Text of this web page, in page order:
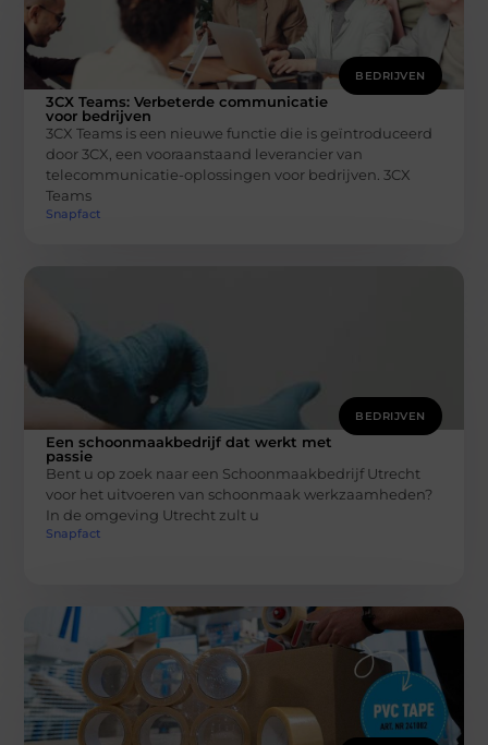
BEDRIJVEN
3CX Teams: Verbeterde communicatie
voor bedrijven
3CX Teams is een nieuwe functie die is geïntroduceerd
door 3CX, een vooraanstaand leverancier van
telecommunicatie-oplossingen voor bedrijven. 3CX
Teams
Snapfact
BEDRIJVEN
Een schoonmaakbedrijf dat werkt met
passie
Bent u op zoek naar een Schoonmaakbedrijf Utrecht
voor het uitvoeren van schoonmaak werkzaamheden?
In de omgeving Utrecht zult u
Snapfact